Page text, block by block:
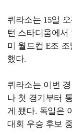
퀴라소는 15일
턴 스타디움에서
미 월드컵 E조
했다.
퀴라소는 이번
나 첫 경기부터
게 됐다. 독일은
대회 우승 후보